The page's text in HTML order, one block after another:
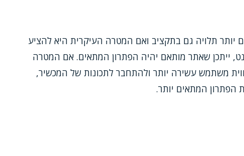
יותר תלויה גם בתקציב ואם המטרה העיקרית היא להציע
ייתכן שאתר מותאם יהיה הפתרון המתאים. אם המטרה
משתמש עשירה יותר ולהתחבר לתכונות של המכשיר,
הפתרון המתאים יותר.